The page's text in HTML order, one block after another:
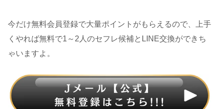
今だけ無料会員登録で大量ポイントがもらえるので、上手
くやれば無料で1～2人のセフレ候補とLINE交換ができち
ゃいますよ。